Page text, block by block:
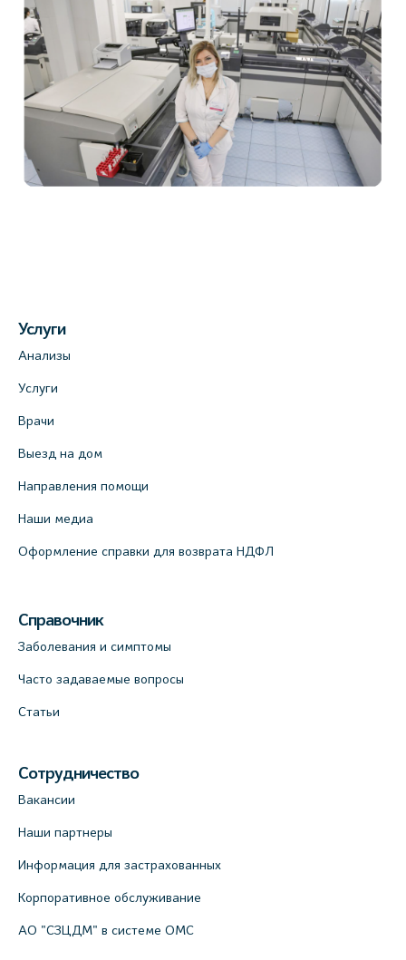
Услуги
Анализы
Услуги
Врачи
Выезд на дом
Направления помощи
Наши медиа
Оформление справки для возврата НДФЛ
Справочник
Заболевания и симптомы
Часто задаваемые вопросы
Статьи
Сотрудничество
Вакансии
Наши партнеры
Информация для застрахованных
Корпоративное обслуживание
АО "СЗЦДМ" в системе ОМС